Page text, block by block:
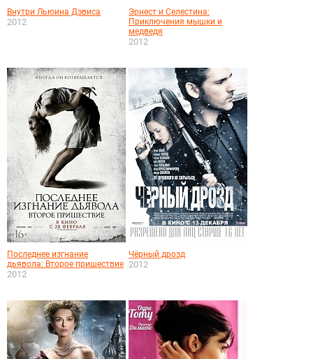
Внутри Льюина Дэвиса
2012
Эрнест и Селестина:
Приключения мышки и
медведя
2012
Последнее изгнание
дьявола: Второе пришествие
2012
Чёрный дрозд
2012